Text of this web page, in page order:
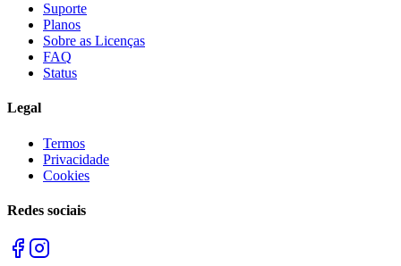
Suporte
Planos
Sobre as Licenças
FAQ
Status
Legal
Termos
Privacidade
Cookies
Redes sociais